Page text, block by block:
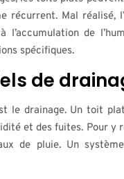
récurrent. Mal
l’accumulation de
spécifiques.
de
le drainage. Un toit
et des fuites. Pour
de pluie. Un